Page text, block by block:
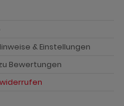
& Einstellungen
Bewertungen